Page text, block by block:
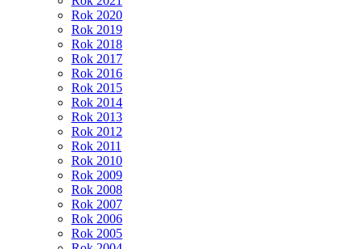
Rok 2020
Rok 2019
Rok 2018
Rok 2017
Rok 2016
Rok 2015
Rok 2014
Rok 2013
Rok 2012
Rok 2011
Rok 2010
Rok 2009
Rok 2008
Rok 2007
Rok 2006
Rok 2005